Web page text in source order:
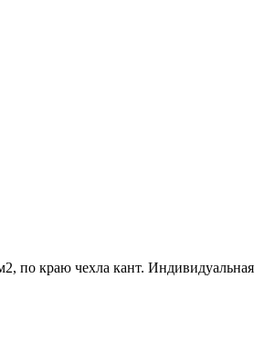
по краю чехла кант. Индивидуальная